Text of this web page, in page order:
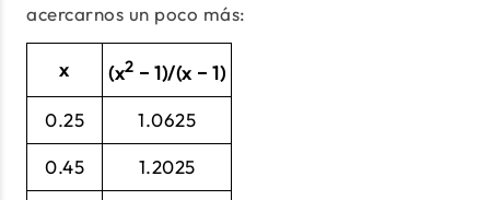
acercarnos un poco más:
x (x2 − 1)/(x − 1)
0.25 1.0625
0.45 1.2025